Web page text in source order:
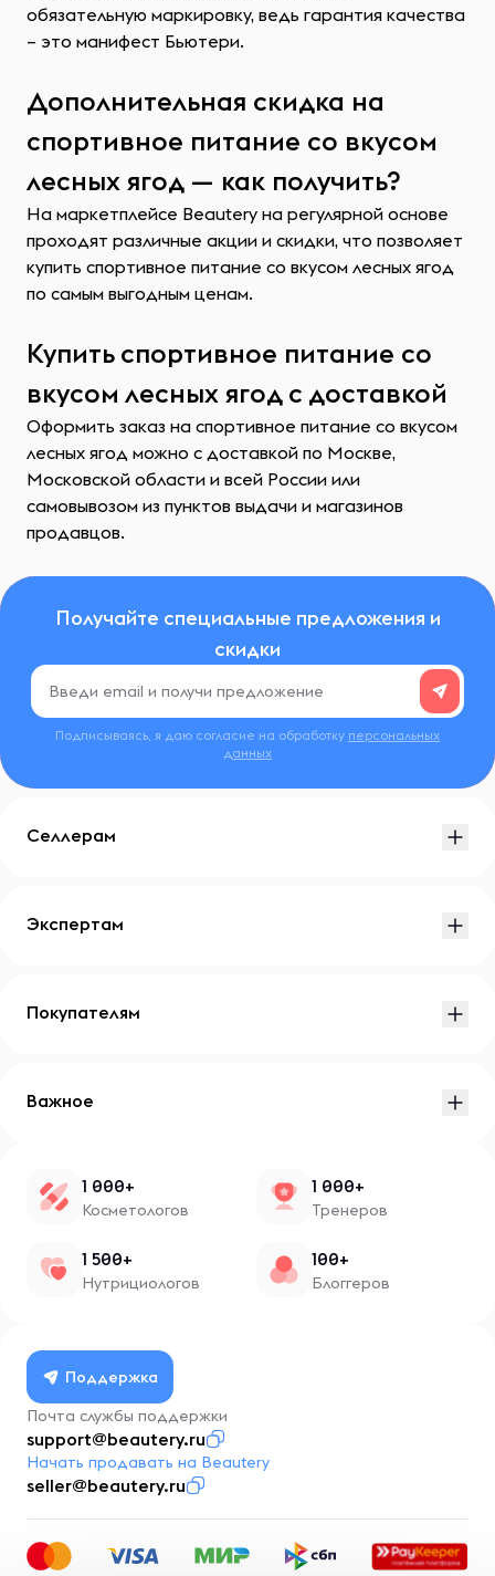
обязательную маркировку, ведь гарантия качества
– это манифест Бьютери.
Дополнительная скидка на
спортивное питание со вкусом
лесных ягод — как получить?
На маркетплейсе Beautery на регулярной основе
проходят различные акции и скидки, что позволяет
купить спортивное питание со вкусом лесных ягод
по самым выгодным ценам.
Купить спортивное питание со
вкусом лесных ягод с доставкой
Оформить заказ на спортивное питание со вкусом
лесных ягод можно с доставкой по Москве,
Московской области и всей России или
самовывозом из пунктов выдачи и магазинов
продавцов.
Получайте специальные предложения и
скидки
Подписываясь, я даю согласие на обработку персональных
данных
Селлерам
Экспертам
Покупателям
Важное
1 000+
Косметологов
1 000+
Тренеров
1 500+
Нутрициологов
100+
Блоггеров
Поддержка
Почта службы поддержки
support@beautery.ru
Начать продавать на Beautery
seller@beautery.ru